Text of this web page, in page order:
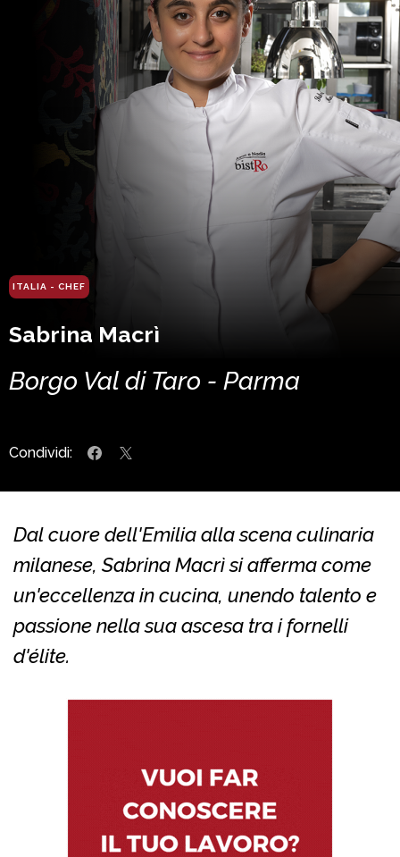
ITALIA - CHEF
Sabrina Macrì
Borgo Val di Taro - Parma
Condividi:
Dal cuore dell'Emilia alla scena culinaria
milanese, Sabrina Macrì si afferma come
un'eccellenza in cucina, unendo talento e
passione nella sua ascesa tra i fornelli
d'élite.